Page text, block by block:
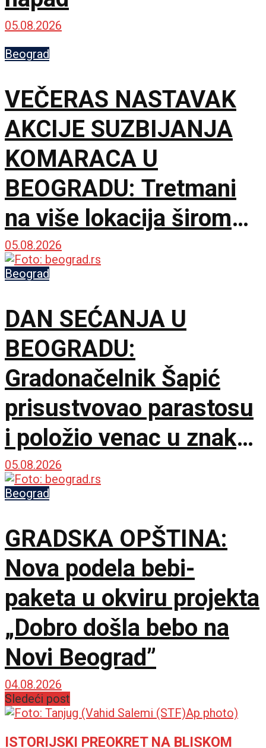
05.08.2026
Beograd
VEČERAS NASTAVAK
AKCIJE SUZBIJANJA
KOMARACA U
BEOGRADU: Tretmani
na više lokacija širom
grada
05.08.2026
Beograd
DAN SEĆANJA U
BEOGRADU:
Gradonačelnik Šapić
prisustvovao parastosu
i položio venac u znak
sećanja na krajiške
žrtve
05.08.2026
Beograd
GRADSKA OPŠTINA:
Nova podela bebi-
paketa u okviru projekta
„Dobro došla bebo na
Novi Beograd”
04.08.2026
Sledeći post
ISTORIJSKI PREOKRET NA BLISKOM